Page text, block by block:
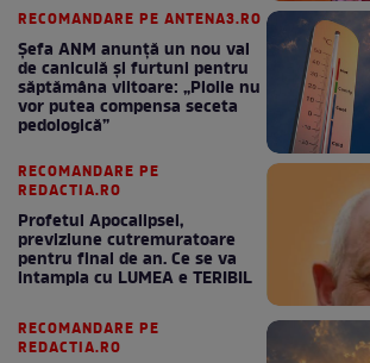
RECOMANDARE PE ANTENA3.RO
Șefa ANM anunță un nou val
de caniculă și furtuni pentru
săptămâna viitoare: „Ploile nu
vor putea compensa seceta
pedologică”
RECOMANDARE PE
REDACTIA.RO
Profetul Apocalipsei,
previziune cutremuratoare
pentru final de an. Ce se va
intampla cu LUMEA e TERIBIL
RECOMANDARE PE
REDACTIA.RO